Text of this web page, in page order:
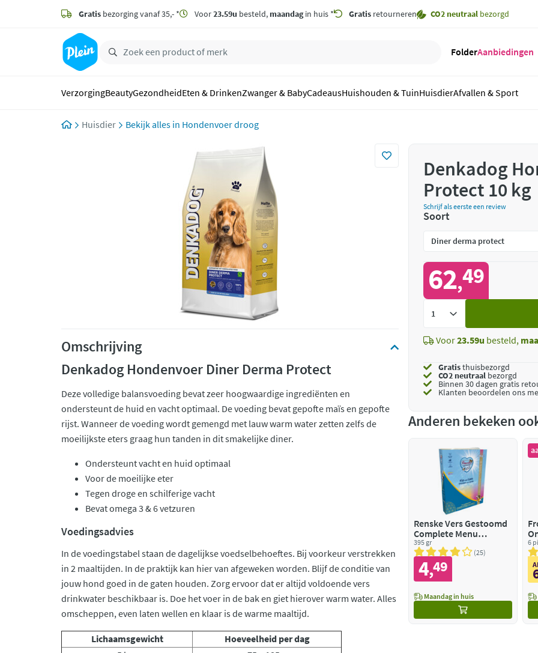
zoeken
hoofdinhoud
Gratis bezorging vanaf 35,- * Voor23.59u besteld, maandagin huis * Gratis retourneren CO2 neutraal bezorgd
FolderAanbiedingen
VerzorgingBeautyGezondheidEten & DrinkenZwanger & BabyCadeausHuishouden & TuinHuisdierAfvallen & Sport
Huisdier Hondenvoer droog
Omschrijving
Denkadog Hondenvoer Diner Derma Protect
Deze volledige balansvoeding bevat zeer hoogwaardige ingrediënten en
ondersteunt de huid en vacht optimaal. De voeding bevat gepofte maïs en gepofte
rijst. Wanneer de voeding wordt gemengd met lauw warm water zetten zelfs de
moeilijkste eters graag hun tanden in dit smakelijke diner.
Ondersteunt vacht en huid optimaal
Voor de moeilijke eter
Tegen droge en schilferige vacht
Bevat omega 3 & 6 vetzuren
Voedingsadvies
In de voedingstabel staan de dagelijkse voedselbehoeftes. Bij voorkeur verstrekken
in 2 maaltijden. In de praktijk kan hier van afgeweken worden. Blijf de conditie van
jouw hond goed in de gaten houden. Zorg ervoor dat er altijd voldoende vers
drinkwater beschikbaar is. Doe het voer in de bak en giet hierover warm water. Alles
omscheppen, even laten wellen en klaar is de warme maaltijd.
Lichaamsgewicht
Hoeveelheid per dag
Denkadog
Protect 10 kg
Schrijf als eerste een review
Soort
62,49
Voor23.59u besteld,
Gratisthuisbezorgd
CO2 neutraal bezorgd
Binnen 30 dagen gratis
Klanten beoordelen ons
Anderen bekeken
Renske Vers Gestoomd
Complete Menu
Hondenvoer Nat Kip -
Lam
395 gr
25
4,49
Maandag in huis
6